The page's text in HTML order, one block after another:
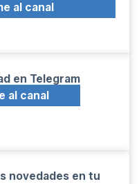
al canal
en Telegram
al canal
novedades en tu